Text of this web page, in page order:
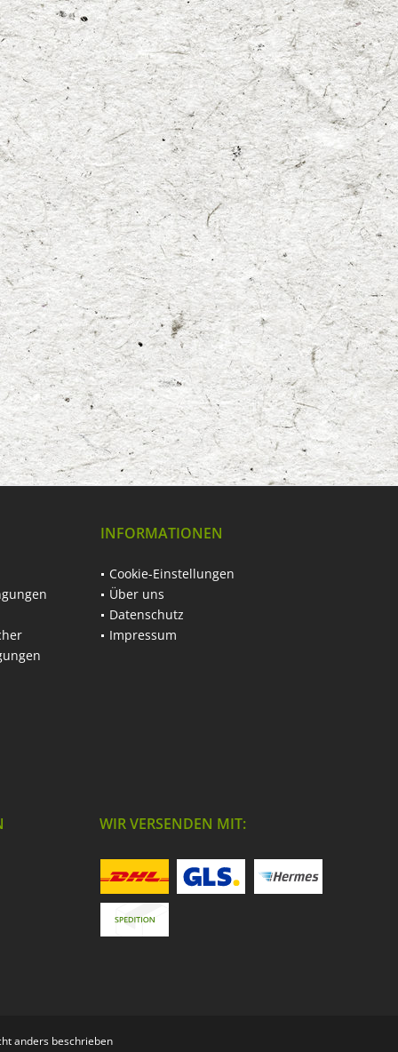
INFORMATIONEN
Cookie-Einstellungen
Über uns
Datenschutz
Impressum
WIR VERSENDEN MIT:
anders beschrieben